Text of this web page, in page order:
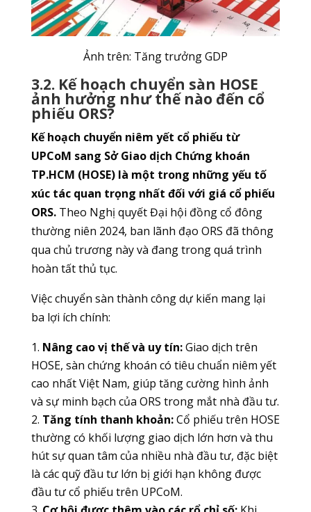
Ảnh trên: Tăng trưởng GDP
3.2. Kế hoạch chuyển sàn HOSE
ảnh hưởng như thế nào đến cổ
phiếu ORS?
Kế hoạch chuyển niêm yết cổ phiếu từ
UPCoM sang Sở Giao dịch Chứng khoán
TP.HCM (HOSE) là một trong những yếu tố
xúc tác quan trọng nhất đối với giá cổ phiếu
ORS.Theo Nghị quyết Đại hội đồng cổ đông
thường niên 2024, ban lãnh đạo ORS đã thông
qua chủ trương này và đang trong quá trình
hoàn tất thủ tục.
Việc chuyển sàn thành công dự kiến mang lại
ba lợi ích chính:
Nâng cao vị thế và uy tín:Giao dịch trên
HOSE, sàn chứng khoán có tiêu chuẩn niêm yết
cao nhất Việt Nam, giúp tăng cường hình ảnh
và sự minh bạch của ORS trong mắt nhà đầu tư.
Tăng tính thanh khoản:Cổ phiếu trên HOSE
thường có khối lượng giao dịch lớn hơn và thu
hút sự quan tâm của nhiều nhà đầu tư, đặc biệt
là các quỹ đầu tư lớn bị giới hạn không được
đầu tư cổ phiếu trên UPCoM.